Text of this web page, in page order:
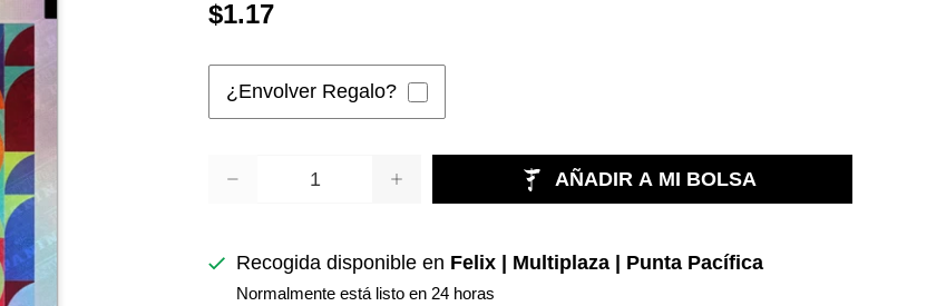
$1.17
¿Envolver Regalo?
AÑADIR A MI BOLSA
Recogida disponible en Felix | Multiplaza | Punta Pacífica
Normalmente está listo en 24 horas